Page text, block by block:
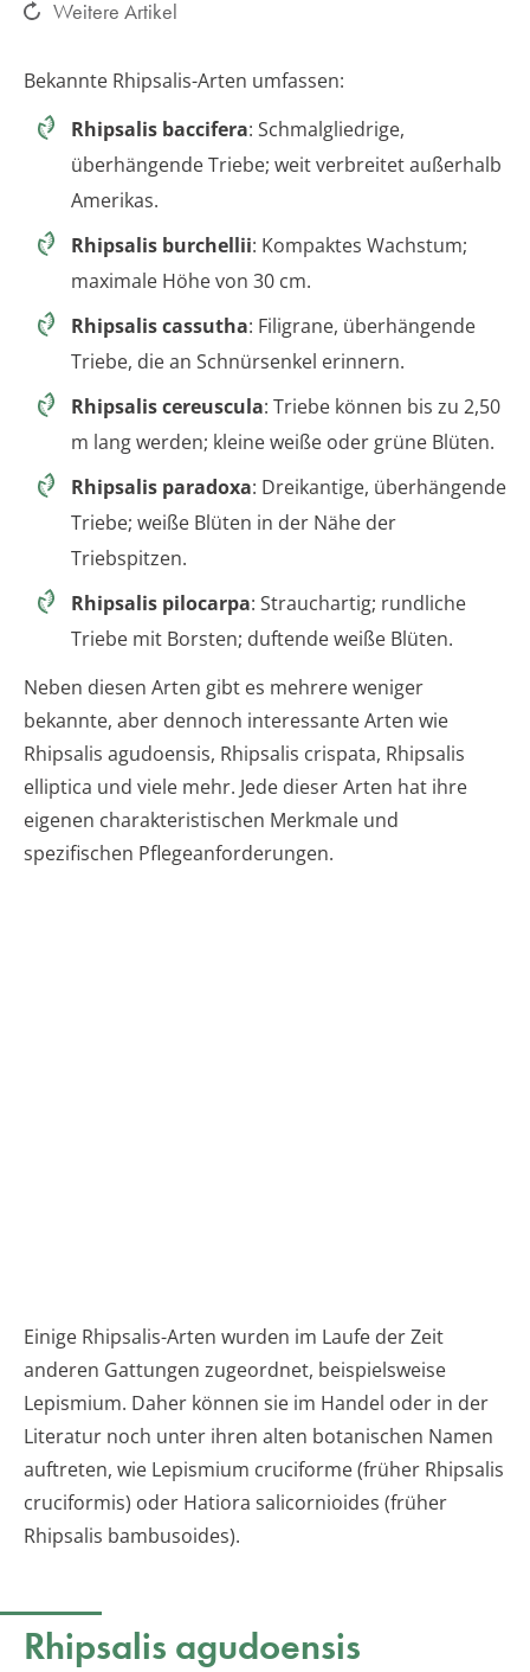
Weitere Artikel
Bekannte Rhipsalis-Arten umfassen:
Rhipsalis baccifera: Schmalgliedrige,
überhängende Triebe; weit verbreitet außerhalb
Amerikas.
Rhipsalis burchellii: Kompaktes Wachstum;
maximale Höhe von 30 cm.
Rhipsalis cassutha: Filigrane, überhängende
Triebe, die an Schnürsenkel erinnern.
Rhipsalis cereuscula: Triebe können bis zu 2,50
m lang werden; kleine weiße oder grüne Blüten.
Rhipsalis paradoxa: Dreikantige, überhängende
Triebe; weiße Blüten in der Nähe der
Triebspitzen.
Rhipsalis pilocarpa: Strauchartig; rundliche
Triebe mit Borsten; duftende weiße Blüten.
Neben diesen Arten gibt es mehrere weniger
bekannte, aber dennoch interessante Arten wie
Rhipsalis agudoensis, Rhipsalis crispata, Rhipsalis
elliptica und viele mehr. Jede dieser Arten hat ihre
eigenen charakteristischen Merkmale und
spezifischen Pflegeanforderungen.
Einige Rhipsalis-Arten wurden im Laufe der Zeit
anderen Gattungen zugeordnet, beispielsweise
Lepismium. Daher können sie im Handel oder in der
Literatur noch unter ihren alten botanischen Namen
auftreten, wie Lepismium cruciforme (früher Rhipsalis
cruciformis) oder Hatiora salicornioides (früher
Rhipsalis bambusoides).
Rhipsalis agudoensis